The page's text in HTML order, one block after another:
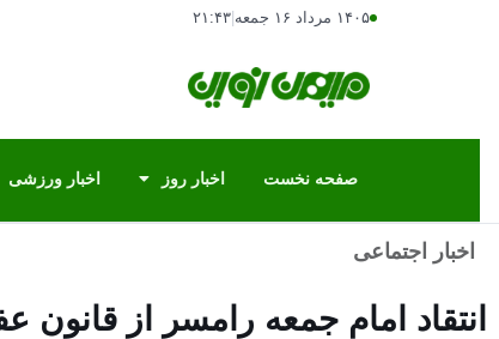
۱۴۰۵ مرداد ۱۶ جمعه ۲۱:۴۳
صفحه نخست اخبار روز اخبار ورزشی
اخبار اجتماعی
انتقاد امام جمعه رامسر از